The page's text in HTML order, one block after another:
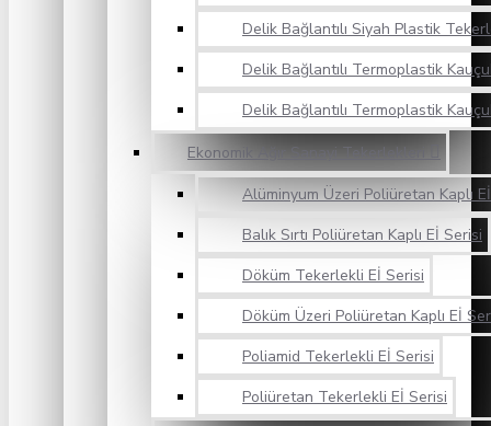
Delik Bağlantılı Siyah Plastik
Delik Bağlantılı Termoplastik
Delik Bağlantılı Termoplastik
Ekonomik Ağır Sanayi Tekerlekleri
Alüminyum Üzeri Poliüretan Kaplı
Balık Sırtı Poliüretan Kaplı Eİ Serisi
Döküm Tekerlekli Eİ Serisi
Döküm Üzeri Poliüretan Kaplı Eİ
Poliamid Tekerlekli Eİ Serisi
Poliüretan Tekerlekli Eİ Serisi